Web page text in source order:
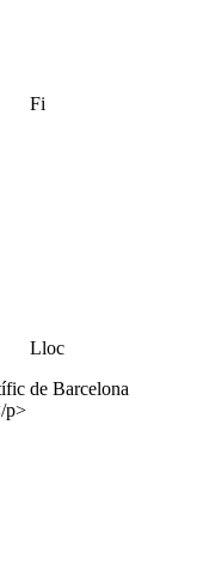
Fi
Lloc
de Barcelona
p>